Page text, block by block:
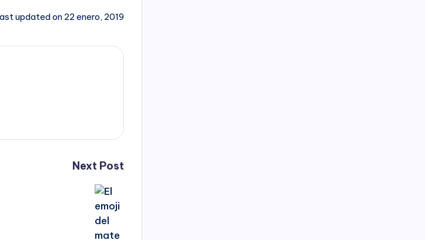
updated on 22 enero, 2019
Next Post